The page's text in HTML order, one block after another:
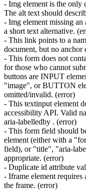
- Img element is the only
The alt text should
- Img element missing
a short text alternative.
- This link points to a
document, but no anchor
- This form does not
for those who cannot
buttons are INPUT
"image", or BUTTON
omitted/invalid. (error)
- This textinput element
accessibility API. Valid
aria-labelledby . (error)
- This form field should
element (either with a
field), or "title", "aria-
appropriate. (error)
- Duplicate id attribute
- Iframe element
the frame. (error)